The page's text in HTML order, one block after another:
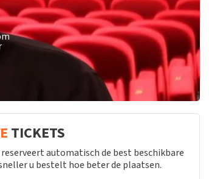
TICKETS
automatisch de best beschikbare
u bestelt hoe beter de plaatsen.